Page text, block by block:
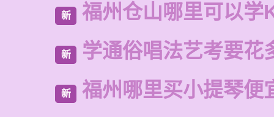
新 福州仓山哪里可以学
新 学通俗唱法艺考要花
新 福州哪里买小提琴便